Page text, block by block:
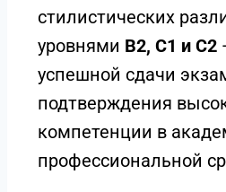
стилистических
уровнями B2, C1 и C2
успешной сдачи
подтверждения
компетенции в
профессиональной